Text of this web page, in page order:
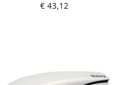
€ 43,12